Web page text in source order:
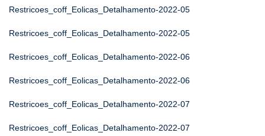
Restricoes_coff_Eolicas_Detalhamento-2022-05
Restricoes_coff_Eolicas_Detalhamento-2022-05
Restricoes_coff_Eolicas_Detalhamento-2022-06
Restricoes_coff_Eolicas_Detalhamento-2022-06
Restricoes_coff_Eolicas_Detalhamento-2022-07
Restricoes_coff_Eolicas_Detalhamento-2022-07